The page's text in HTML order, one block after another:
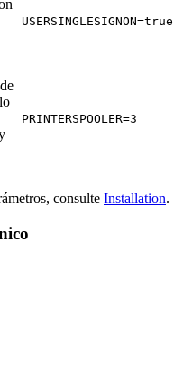
USERSINGLESIGNON=true
PRINTERSPOOLER=3
consulte Installation.